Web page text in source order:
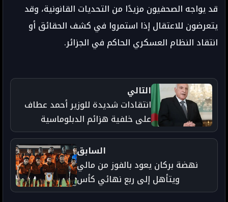
قد يواجه الصحفيون مزيدًا من التحديات القانونية، وقد
يتعرضون للاعتقال إذا استمروا في كشف الحقائق أو
انتقاد النظام العسكري الحاكم في الجزائر.
التالي
انتقادات شديدة للوزير أحمد عطاف
على خلفية هزائم الدبلوماسية
الجزائرية
السابق
نهضة بركان يعود بالفوز من مالي
ويتأهل إلى ربع نهائي كأس
الكونفدرالية